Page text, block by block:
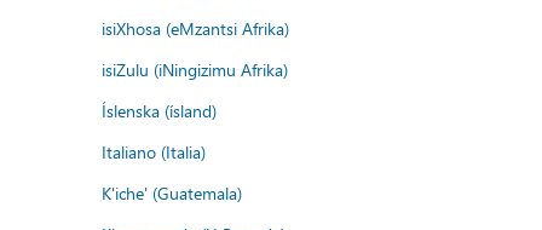
isiXhosa (eMzantsi Afrika)
isiZulu (iNingizimu Afrika)
Íslenska (ísland)
Italiano (Italia)
K'iche' (Guatemala)